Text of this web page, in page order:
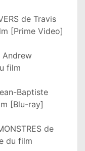
de Travis
[Prime Video]
Andrew
film
Baptiste
[Blu-ray]
de
du film